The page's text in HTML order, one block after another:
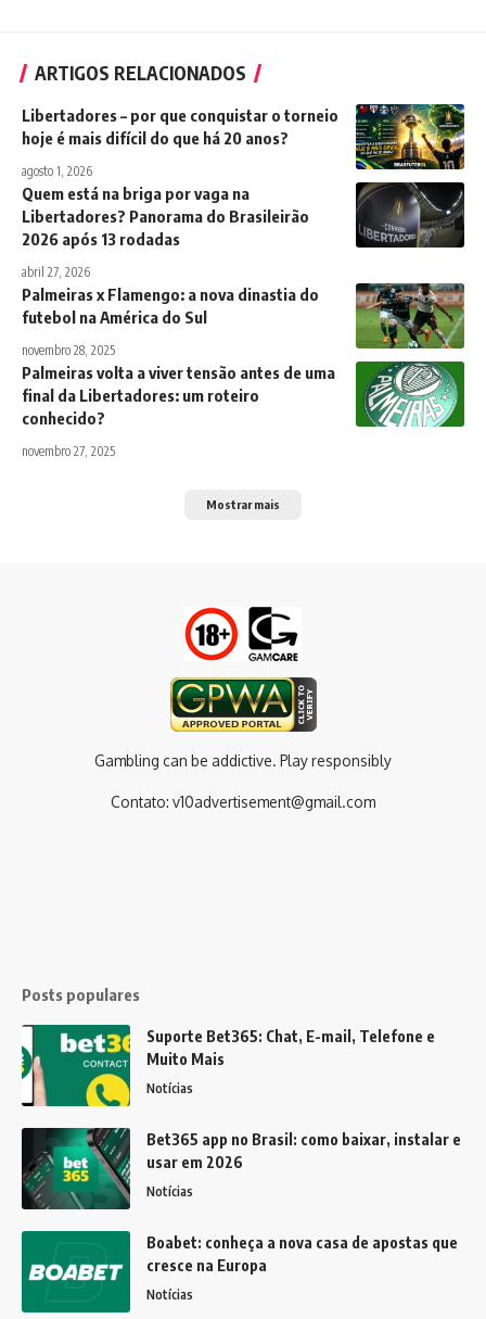
ARTIGOS RELACIONADOS
Libertadores – por que conquistar o torneio
hoje é mais difícil do que há 20 anos?
agosto 1, 2026
Quem está na briga por vaga na
Libertadores? Panorama do Brasileirão
2026 após 13 rodadas
abril 27, 2026
Palmeiras x Flamengo: a nova dinastia do
futebol na América do Sul
novembro 28, 2025
Palmeiras volta a viver tensão antes de uma
final da Libertadores: um roteiro
conhecido?
novembro 27, 2025
Mostrar mais
Gambling can be addictive. Play responsibly
Contato: v10advertisement@gmail.com
Posts populares
Suporte Bet365: Chat, E-mail, Telefone e
Muito Mais
Notícias
Bet365 app no Brasil: como baixar, instalar e
usar em 2026
Notícias
Boabet: conheça a nova casa de apostas que
cresce na Europa
Notícias